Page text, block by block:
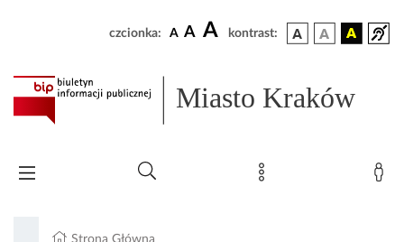
czcionka: A A A kontrast:
Miasto Kraków